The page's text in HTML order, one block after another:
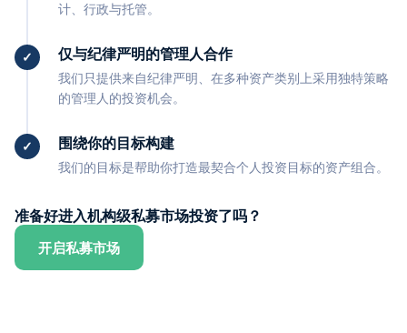
计、行政与托管。
仅与纪律严明的管理人合作
我们只提供来自纪律严明、在多种资产类别上采用独特策略
的管理人的投资机会。
围绕你的目标构建
我们的目标是帮助你打造最契合个人投资目标的资产组合。
准备好进入机构级私募市场投资了吗？
开启私募市场